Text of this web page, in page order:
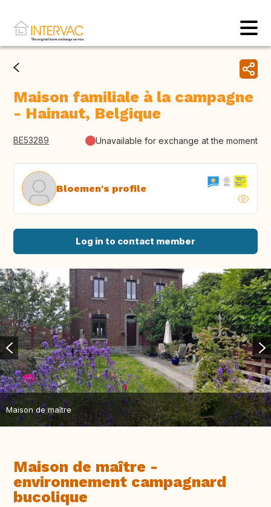
Maison familiale à la campagne
- Hainaut, Belgique
BE53289 Unavailable for exchange at the moment
Bloemen's profile
Log in to contact member
Maison de maître
Maison de maître -
environnement campagnard
bucolique